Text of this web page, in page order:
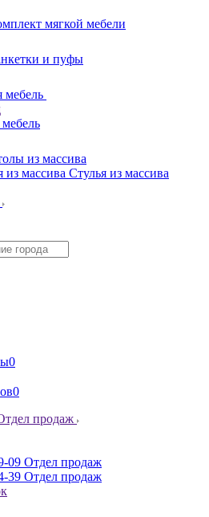
мягкой мебели
и пуфы
мебель
из массива
Стулья из массива
0
0
продаж
09 Отдел продаж
39 Отдел продаж